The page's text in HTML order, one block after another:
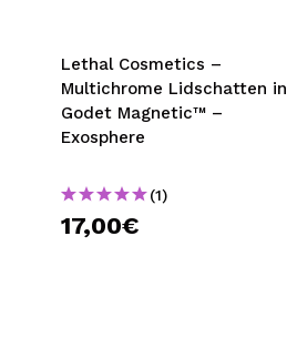
Lethal Cosmetics –
Multichrome Lidschatten in
Godet Magnetic™ –
Exosphere
(1)
17,00€